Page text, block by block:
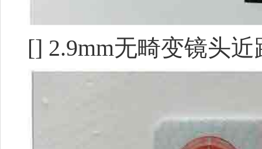
[] 2.9mm无畸变镜头